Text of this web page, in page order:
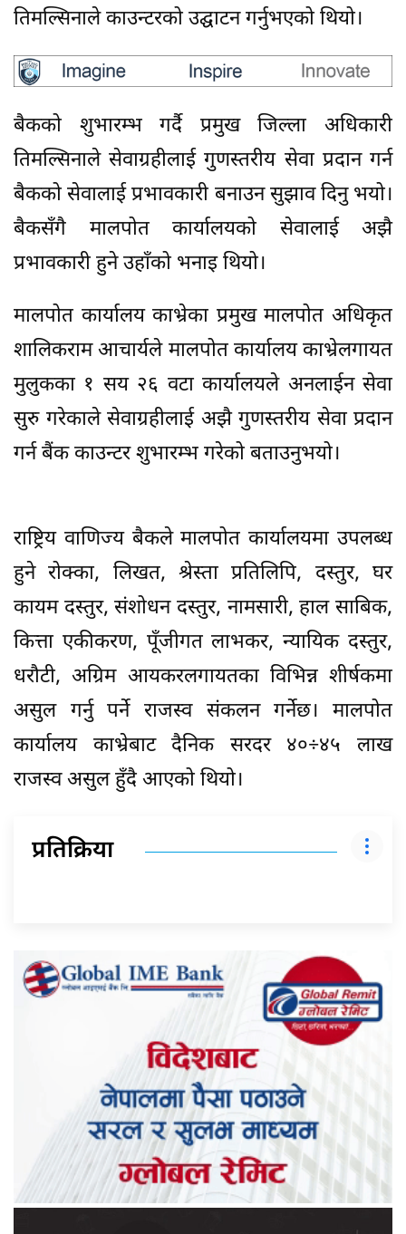
तिमल्सिनाले काउन्टरको उद्घाटन गर्नुभएको थियो।
बैकको शुभारम्भ गर्दै प्रमुख जिल्ला अधिकारी
तिमल्सिनाले सेवाग्रहीलाई गुणस्तरीय सेवा प्रदान गर्न
बैकको सेवालाई प्रभावकारी बनाउन सुझाव दिनु भयो।
बैकसँगै मालपोत कार्यालयको सेवालाई अझै
प्रभावकारी हुने उहाँको भनाइ थियो।
मालपोत कार्यालय काभ्रेका प्रमुख मालपोत अधिकृत
शालिकराम आचार्यले मालपोत कार्यालय काभ्रेलगायत
मुलुकका १ सय २६ वटा कार्यालयले अनलाईन सेवा
सुरु गरेकाले सेवाग्रहीलाई अझै गुणस्तरीय सेवा प्रदान
गर्न बैंक काउन्टर शुभारम्भ गरेको बताउनुभयो।
राष्ट्रिय वाणिज्य बैकले मालपोत कार्यालयमा उपलब्ध
हुने रोक्का, लिखत, श्रेस्ता प्रतिलिपि, दस्तुर, घर
कायम दस्तुर, संशोधन दस्तुर, नामसारी, हाल साबिक,
कित्ता एकीकरण, पूँजीगत लाभकर, न्यायिक दस्तुर,
धरौटी, अग्रिम आयकरलगायतका विभिन्न शीर्षकमा
असुल गर्नु पर्ने राजस्व संकलन गर्नेछ। मालपोत
कार्यालय काभ्रेबाट दैनिक सरदर ४०÷४५ लाख
राजस्व असुल हुँदै आएको थियो।
प्रतिक्रिया